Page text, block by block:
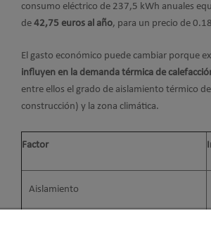
consumo eléctrico de 237,5 kWh anuales
de 42,75 euros al año, para un precio de
El gasto económico puede cambiar porque
influyen en la demanda térmica de
entre ellos el grado de aislamiento térmico
construcción) y la zona climática.
Factor
Aislamiento